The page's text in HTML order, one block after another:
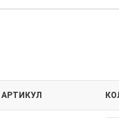
АРТИКУЛ